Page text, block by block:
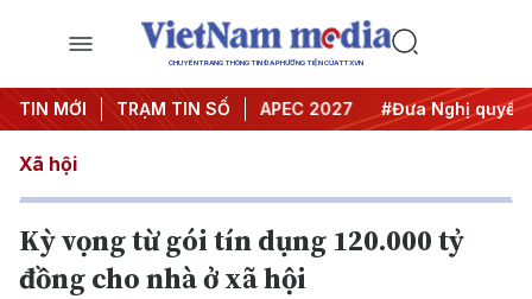
CHUYÊN TRANG THÔNG TIN ĐA PHƯƠNG TIỆN CỦA TTXVN
TIN MỚI TRẠM TIN SỐ
nghị Trung ương 3 #APEC 2027 #Đưa Nghị quyết
Xã hội
Kỳ vọng từ gói tín dụng 120.000 tỷ
đồng cho nhà ở xã hội